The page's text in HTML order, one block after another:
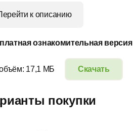
к описанию
ознакомительная версия
Скачать
17,1 МБ
покупки